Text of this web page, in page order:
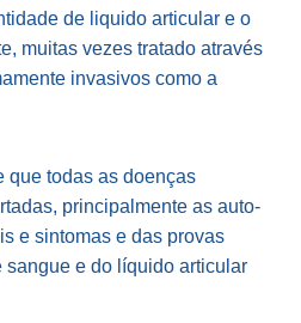
de liquido articular e o
muitas vezes tratado através
invasivos como a
que todas as doenças
principalmente as auto-
e sintomas e das provas
sangue e do líquido articular